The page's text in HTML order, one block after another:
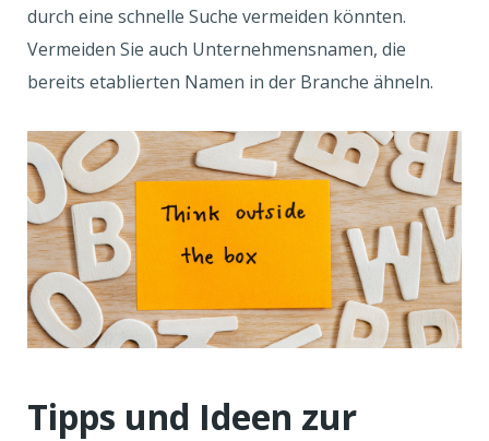
durch eine schnelle Suche vermeiden könnten.
Vermeiden Sie auch Unternehmensnamen, die
bereits etablierten Namen in der Branche ähneln.
Tipps und Ideen zur